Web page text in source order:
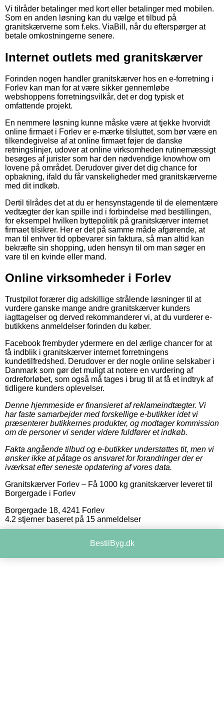
Vi tilråder betalinger med kort eller betalinger med mobilen.
Som en anden løsning kan du vælge et tilbud på
granitskærverne som f.eks. ViaBill, når du efterspørger at
betale omkostningerne senere.
Internet outlets med granitskærver
Forinden nogen handler granitskærver hos en e-forretning i
Forlev kan man for at være sikker gennemløbe
webshoppens forretningsvilkår, det er dog typisk et
omfattende projekt.
En nemmere løsning kunne måske være at tjekke hvorvidt
online firmaet i Forlev er e-mærke tilsluttet, som bør være en
tilkendegivelse af at online firmaet føjer de danske
retningslinjer, udover at online virksomheden rutinemæssigt
besøges af jurister som har den nødvendige knowhow om
lovene på området. Derudover giver det dig chance for
opbakning, ifald du får vanskeligheder med granitskærverne
med dit indkøb.
Dertil tilrådes det at du er hensynstagende til de elementære
vedtægter der kan spille ind i forbindelse med bestillingen,
for eksempel hvilken byttepolitik på granitskærver internet
firmaet tilsikrer. Her er det på samme måde afgørende, at
man til enhver tid opbevarer sin faktura, så man altid kan
bekræfte sin shopping, uden hensyn til om man søger en
vare til en kvinde eller mand.
Online virksomheder i Forlev
Trustpilot forærer dig adskillige strålende løsninger til at
vurdere ganske mange andre granitskærver kunders
iagttagelser og derved rekommanderer vi, at du vurderer e-
butikkens anmeldelser forinden du køber.
Facebook frembyder ydermere en del ærlige chancer for at
få indblik i granitskærver internet forretningens
kundetilfredshed. Derudover er der nogle online selskaber i
Danmark som gør det muligt at notere en vurdering af
ordreforløbet, som også må tages i brug til at få et indtryk af
tidligere kunders oplevelser.
Denne hjemmeside er finansieret af reklameindtægter. Vi
har faste samarbejder med forskellige e-butikker idet vi
præsenterer butikkernes produkter, og modtager kommission
om de personer vi sender videre fuldfører et indkøb.
Fakta angående tilbud og e-butikker understøttes tit, men vi
ønsker ikke at påtage os ansvaret for forandringer der er
iværksat efter seneste opdatering af vores data.
Granitskærver Forlev – Få 1000 kg granitskærver leveret til
Borgergade i Forlev
Borgergade 18, 4241 Forlev
4.2 stjerner baseret på 15 anmeldelser
BestilByg.dk